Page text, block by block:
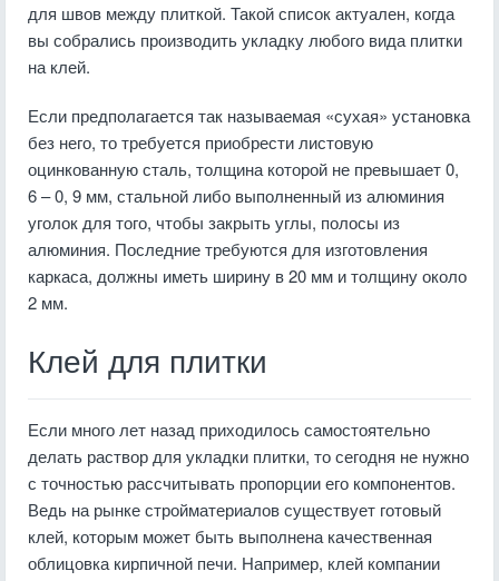
для швов между плиткой. Такой список актуален, когда
вы собрались производить укладку любого вида плитки
на клей.
Если предполагается так называемая «сухая» установка
без него, то требуется приобрести листовую
оцинкованную сталь, толщина которой не превышает 0,
6 – 0, 9 мм, стальной либо выполненный из алюминия
уголок для того, чтобы закрыть углы, полосы из
алюминия. Последние требуются для изготовления
каркаса, должны иметь ширину в 20 мм и толщину около
2 мм.
Клей для плитки
Если много лет назад приходилось самостоятельно
делать раствор для укладки плитки, то сегодня не нужно
с точностью рассчитывать пропорции его компонентов.
Ведь на рынке стройматериалов существует готовый
клей, которым может быть выполнена качественная
облицовка кирпичной печи. Например, клей компании